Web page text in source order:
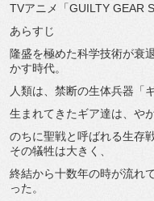
TVアニメ「GUILTY GEAR
あらすじ
隆盛を極めた科学技術が衰
かす時代。
人類は、禁断の生体兵器「
生まれてきたギア達は、や
のちに聖戦と呼ばれる生存
その犠牲は大きく、
終結から十数年の時が流れ
った。